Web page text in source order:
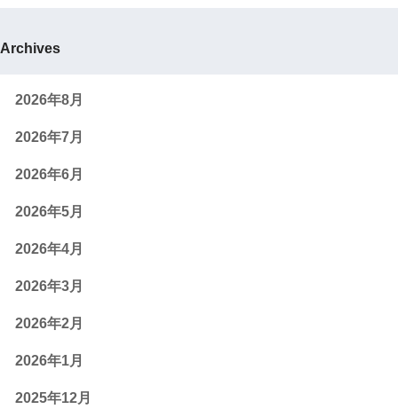
Archives
2026年8月
2026年7月
2026年6月
2026年5月
2026年4月
2026年3月
2026年2月
2026年1月
2025年12月